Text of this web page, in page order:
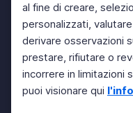
al fine di creare,
personalizzati,
derivare osservazioni
prestare, rifiutare o
incorrere in limitazioni
puoi visionare qui